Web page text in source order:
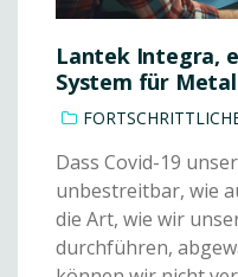
Lantek Integra,
System für
Dass Covid-19
unbestreitbar, wie
die Art, wie wir
durchführen,